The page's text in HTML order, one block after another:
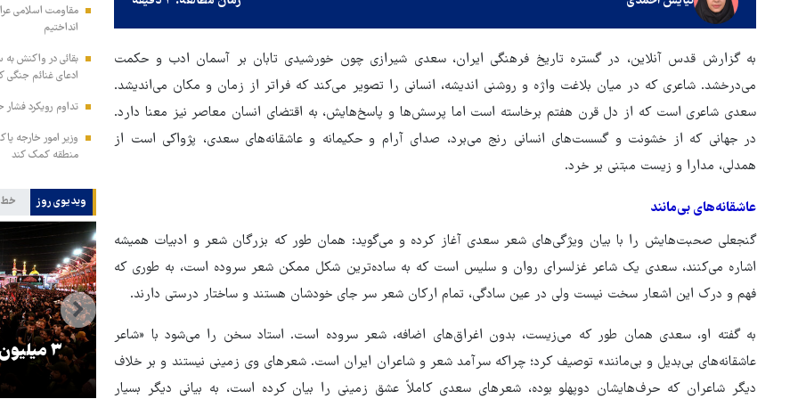
به گزارش قدس آنلاین، در گستره‌ تاریخ فرهنگی ایران، سعدی شیرازی چون خورشیدی تابان بر آسمان ادب و حکمت
می‌درخشد. شاعری که در میان بلاغت واژه و روشنی اندیشه، انسانی را تصویر می‌کند که فراتر از زمان و مکان می‌اندیشد.
سعدی شاعری است که از دل قرن هفتم برخاسته است اما پرسش‌ها و پاسخ‌هایش، به اقتضای انسان معاصر نیز معنا دارد.
در جهانی که از خشونت و گسست‌های انسانی رنج می‌برد، صدای آرام و حکیمانه‌ و عاشقانه‌های سعدی، پژواکی است از
همدلی، مدارا و زیست مبتنی بر خرد.
عاشقانه‌های بی‌مانند
گنجعلی صحبت‌هایش را با بیان ویژگی‌های شعر سعدی آغاز کرده و می‌گوید: همان طور که بزرگان شعر و ادبیات همیشه
اشاره می‌کنند، سعدی یک شاعر غزلسرای روان و سلیس است که به ساده‌ترین شکل ممکن شعر سروده است، به ‌طوری که
فهم و درک این اشعار سخت نیست ولی در عین سادگی، تمام ارکان شعر سر جای خودشان هستند و ساختار درستی دارند.
به گفته او، سعدی همان طور که می‌زیست، بدون اغراق‌های اضافه، شعر سروده است. استاد سخن را می‌شود با «شاعر
عاشقانه‌های بی‌بدیل و بی‌مانند» توصیف کرد؛ چراکه سرآمد شعر و شاعران ایران است. شعرهای وی زمینی نیستند و بر خلاف
دیگر شاعران که حرف‌هایشان دوپهلو بوده، شعرهای سعدی کاملاً عشق زمینی را بیان کرده است، به بیانی دیگر بسیار
مقاومت اسلامی
انداختیم
بقائی در واکنش به
ادعای غنائم جنگی
تداوم رویکرد
وزیر امور خارجه
منطقه کمک کند
ویدیوی روز خط
هماهنگی محور مقاومت، آمریکا را
در منطقه درمانده کرد
ترامپ نماد فساد، اقتدارگرایی و
جنگ‌طلبی است!
۳